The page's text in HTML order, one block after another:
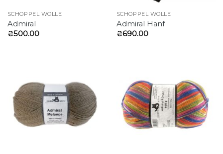
SCHOPPEL WOLLE
Admiral
₴500.00
SCHOPPEL WOLLE
Admiral Hanf
₴690.00